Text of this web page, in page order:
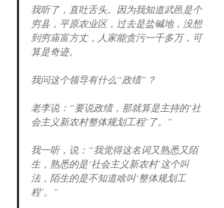
我听了，直吐舌头。因为我知道武邑是个
穷县，平原农业区，过去是盐碱地，没想
到穷庙富方丈，人家能贪污一千多万，可
算是奇迹。
我问这个领导有什么“政绩”？
老李说：“要说政绩，那就算是主持的‘社
会主义新农村整体规划工程’了。”
我一听，说：“我觉得这名词又熟悉又陌
生，熟悉的是‘社会主义新农村’这个叫
法，陌生的是不知道啥叫‘整体规划工
程’。”